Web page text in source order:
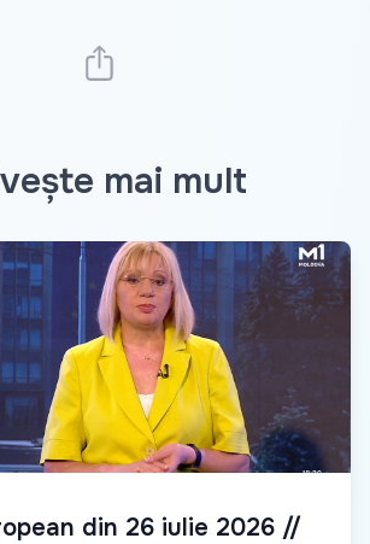
mai mult
din 26 iulie 2026 //